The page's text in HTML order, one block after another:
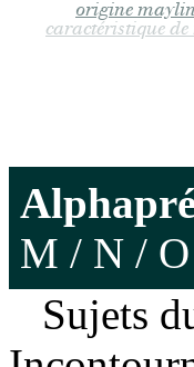
origine
caractéristique de
M / N / O
Sujets